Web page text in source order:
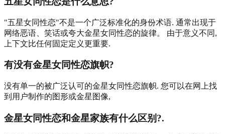
"五星女同性恋"不是一个广泛标准化的身份术语. 通常出现于
网络恶语、笑话或夸大金星女同性恋的旋律。 由于意义不同,
上下文比任何固定定义更重要.
有没有金星女同性恋旗帜?
没有单一的被广泛认可的金星女同性恋旗帜. 您可以在网上找
到用户制作的图形或金星图像,
金星女同性恋和金星家族有什么区别?.